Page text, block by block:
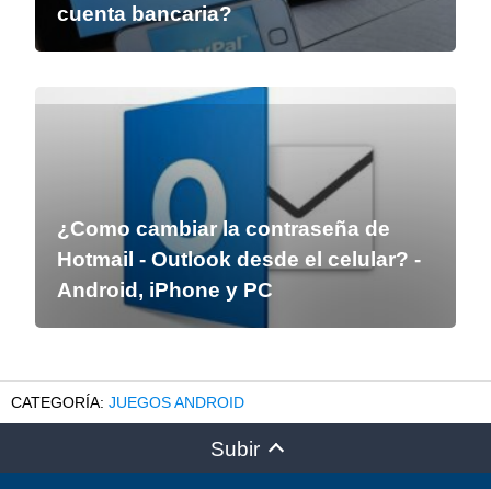
cuenta bancaria?
¿Como cambiar la contraseña de
Hotmail - Outlook desde el celular? -
Android, iPhone y PC
JUEGOS ANDROID
Subir